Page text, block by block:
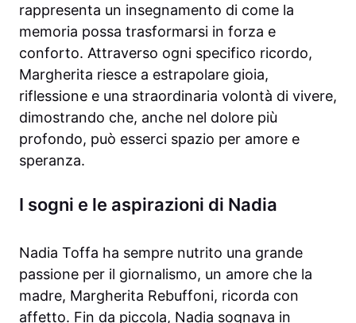
rappresenta un insegnamento di come la
memoria possa trasformarsi in forza e
conforto. Attraverso ogni specifico ricordo,
Margherita riesce a estrapolare gioia,
riflessione e una straordinaria volontà di vivere,
dimostrando che, anche nel dolore più
profondo, può esserci spazio per amore e
speranza.
I sogni e le aspirazioni di Nadia
Nadia Toffa ha sempre nutrito una grande
passione per il giornalismo, un amore che la
madre, Margherita Rebuffoni, ricorda con
affetto. Fin da piccola, Nadia sognava in